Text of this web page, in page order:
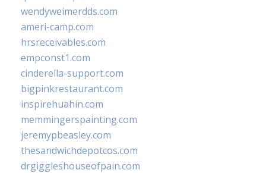
wendyweimerdds.com
ameri-camp.com
hrsreceivables.com
empconst1.com
cinderella-support.com
bigpinkrestaurant.com
inspirehuahin.com
memmingerspainting.com
jeremypbeasley.com
thesandwichdepotcos.com
drgiggleshouseofpain.com